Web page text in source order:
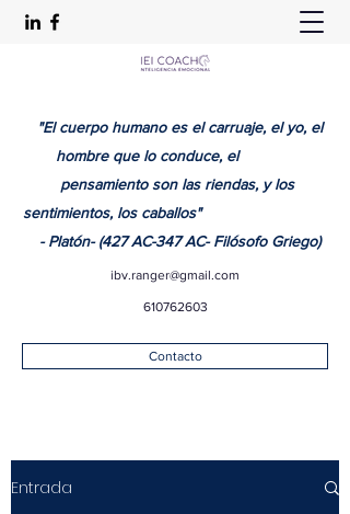
"El cuerpo humano es el carruaje, el yo, el
hombre que lo conduce, el
pensamiento son las riendas, y los
sentimientos, los caballos"
- Platón- (427 AC-347 AC- Filósofo Griego)
ibv.ranger@gmail.com
610762603
Contacto
Entrada